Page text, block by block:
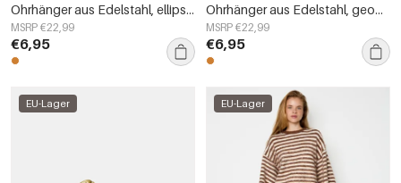
Ohrhänger aus Edelstahl, ellipsenförmig, für lässige Anlässe/Partys, schlichte Serie, Damenschmuck
MSRP €22,99
€6,95
Ohrhänger aus Edelstahl, geometrische Form, schlichte Alltags-Serie, Damenschmuck
MSRP €22,99
€6,95
EU-Lager EU-Lager